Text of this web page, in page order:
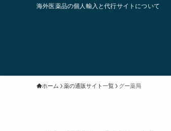
海外医薬品の個人輸入と代行サイトについて
ホーム 薬の通販サイト一覧 グー薬局